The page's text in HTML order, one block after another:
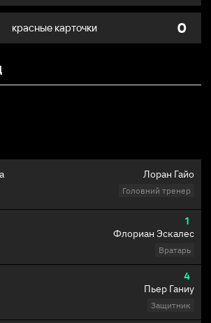
красные карточки 0
Лоран Гайо
Головний тренер
1
Флориан Эскалес
Вратарь
4
Пьер Ганиу
Защитник